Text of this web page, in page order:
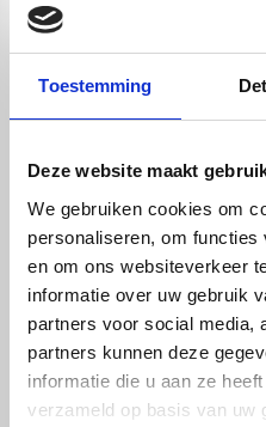
Toestemming
Deze website maakt
We gebruiken cookies om
personaliseren, om
en om ons websiteverkeer
informatie over uw gebruik
partners voor social media,
partners kunnen deze
informatie die u aan ze
verzameld op basis van uw
die bekend staan om hun
voedingsmiddelenindustrie en
gebruikt wordt waar precisie,
Waarom kiezen voor
Kunststoffen?
Betrouwbare maatvastheid
de maatvoering exact.
Weinig vochtopname– blijft
Lage wrijving & hoge
onderdelen en continu
Sterk en stijf – sterker dan